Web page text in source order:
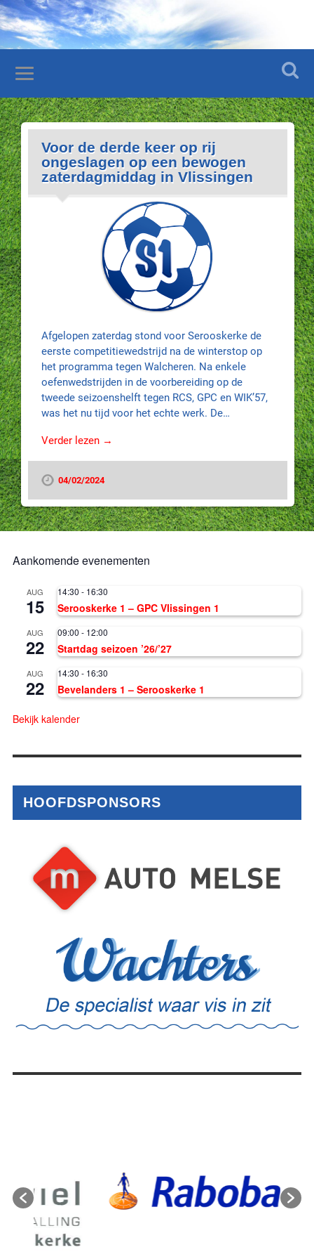
Voor de derde keer op rij
ongeslagen op een bewogen
zaterdagmiddag in Vlissingen
Afgelopen zaterdag stond voor Serooskerke de
eerste competitiewedstrijd na de winterstop op
het programma tegen Walcheren. Na enkele
oefenwedstrijden in de voorbereiding op de
tweede seizoenshelft tegen RCS, GPC en WIK’57,
was het nu tijd voor het echte werk. De…
Verder lezen →
04/02/2024
Aankomende evenementen
AUG
15
14:30 - 16:30
Serooskerke 1 – GPC Vlissingen 1
AUG
22
09:00 - 12:00
Startdag seizoen ’26/’27
AUG
22
14:30 - 16:30
Bevelanders 1 – Serooskerke 1
Bekijk kalender
HOOFDSPONSORS